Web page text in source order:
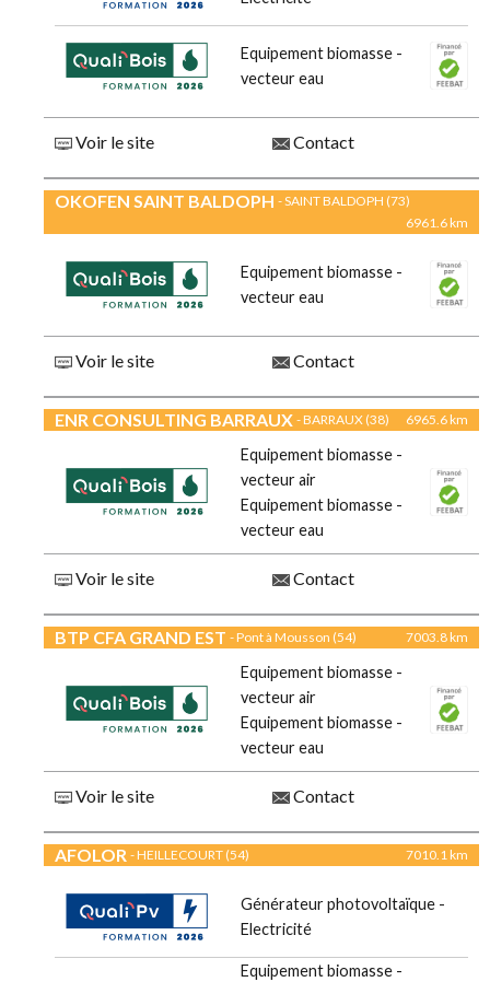
Equipement biomasse -
vecteur eau
Voir le site Contact
OKOFEN SAINT BALDOPH - SAINT BALDOPH (73)
6961.6 km
Equipement biomasse -
vecteur eau
Voir le site Contact
ENR CONSULTING BARRAUX - BARRAUX (38) 6965.6 km
Equipement biomasse -
vecteur air
Equipement biomasse -
vecteur eau
Voir le site Contact
BTP CFA GRAND EST - Pont à Mousson (54) 7003.8 km
Equipement biomasse -
vecteur air
Equipement biomasse -
vecteur eau
Voir le site Contact
AFOLOR - HEILLECOURT (54) 7010.1 km
Générateur photovoltaïque -
Electricité
Equipement biomasse -